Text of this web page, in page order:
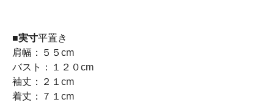
■実寸平置き
肩幅：５５cm
バスト：１２０cm
袖丈：２１cm
着丈：７１cm